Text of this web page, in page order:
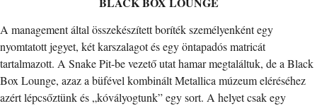
A management által összekészített boríték személyenként egy
nyomtatott jegyet, két karszalagot és egy öntapadós matricát
tartalmazott. A Snake Pit-be vezető utat hamar megtaláltuk, de a Black
Box Lounge, azaz a büfével kombinált Metallica múzeum eléréséhez
azért lépcsőztünk és „kóvályogtunk” egy sort. A helyet csak egy